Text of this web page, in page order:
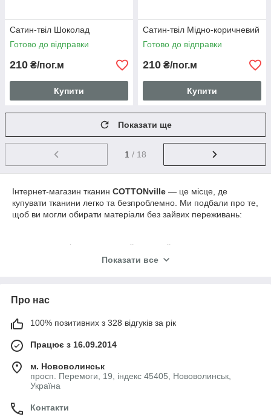
Сатин-твіл Шоколад
Готово до відправки
210 ₴/пог.м
Купити
Сатин-твіл Мідно-коричневий
Готово до відправки
210 ₴/пог.м
Купити
Показати ще
1 / 18
Інтернет-магазин тканин COTTONville — це місце, де
купувати тканини легко та безпроблемно. Ми подбали про те,
щоб ви могли обирати матеріали без зайвих переживань:
у каталозі представлений широкий асортимент
якісних тканин із натуральним складом для постільної
кольори відповідають реальності, описи — детальні,
відправкою (в разі помилки швидко і безкоштовно
ми розуміємо, як важливо побачити фактуру ближче
консультації та за потреби робимо додаткові фото й
відео тканин. Відрізаємо від 0,5 погонного метра
потрібно
Показати все
Про нас
100% позитивних з 328 відгуків за рік
Працює з 16.09.2014
м. Нововолинськ
просп. Перемоги, 19, індекс 45405, Нововолинськ,
Україна
Контакти